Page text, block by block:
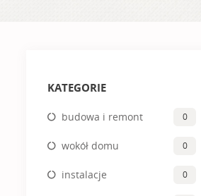
KATEGORIE
budowa i remont 0
wokół domu 0
instalacje 0